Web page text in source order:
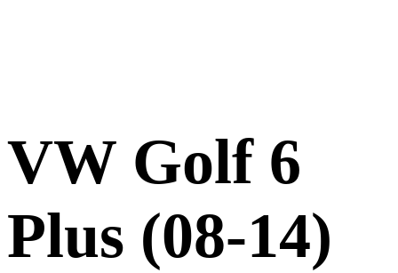
VW Golf 6
Plus (08-14)